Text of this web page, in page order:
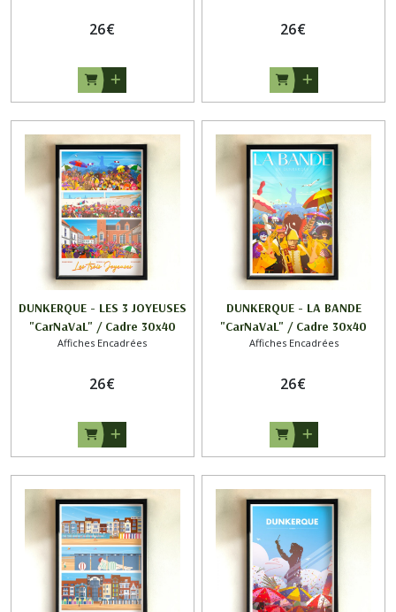
26€ 26€
DUNKERQUE - LES 3 JOYEUSES
"CarNaVaL" / Cadre 30x40
Affiches Encadrées
26€
DUNKERQUE - LA BANDE
"CarNaVaL" / Cadre 30x40
Affiches Encadrées
26€